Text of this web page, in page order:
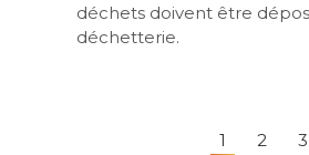
déchets doivent être
déchetterie.
1 2 3